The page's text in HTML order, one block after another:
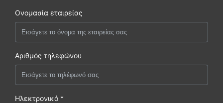
Ονομασία εταιρείας
Αριθμός τηλεφώνου
Ηλεκτρονικό *